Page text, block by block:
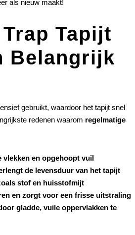
als nieuw maakt!
Tapijt
Belangrijk
gebruikt, waardoor het tapijt snel
redenen waarom regelmatige
vlekken en opgehoopt vuil
de levensduur van het tapijt
stof en huisstofmijt
en zorgt voor een frisse uitstraling
gladde, vuile oppervlakken te